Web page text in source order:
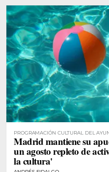
PROGRAMACIÓN CULTURAL DEL
Madrid mantiene su
un agosto repleto de
la cultura'